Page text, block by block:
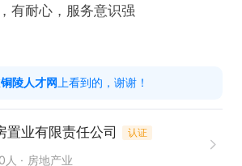
有耐心，服务意识强
铜陵人才网 上看到的，谢谢！
置业有限责任公司 认证
人 房地产业